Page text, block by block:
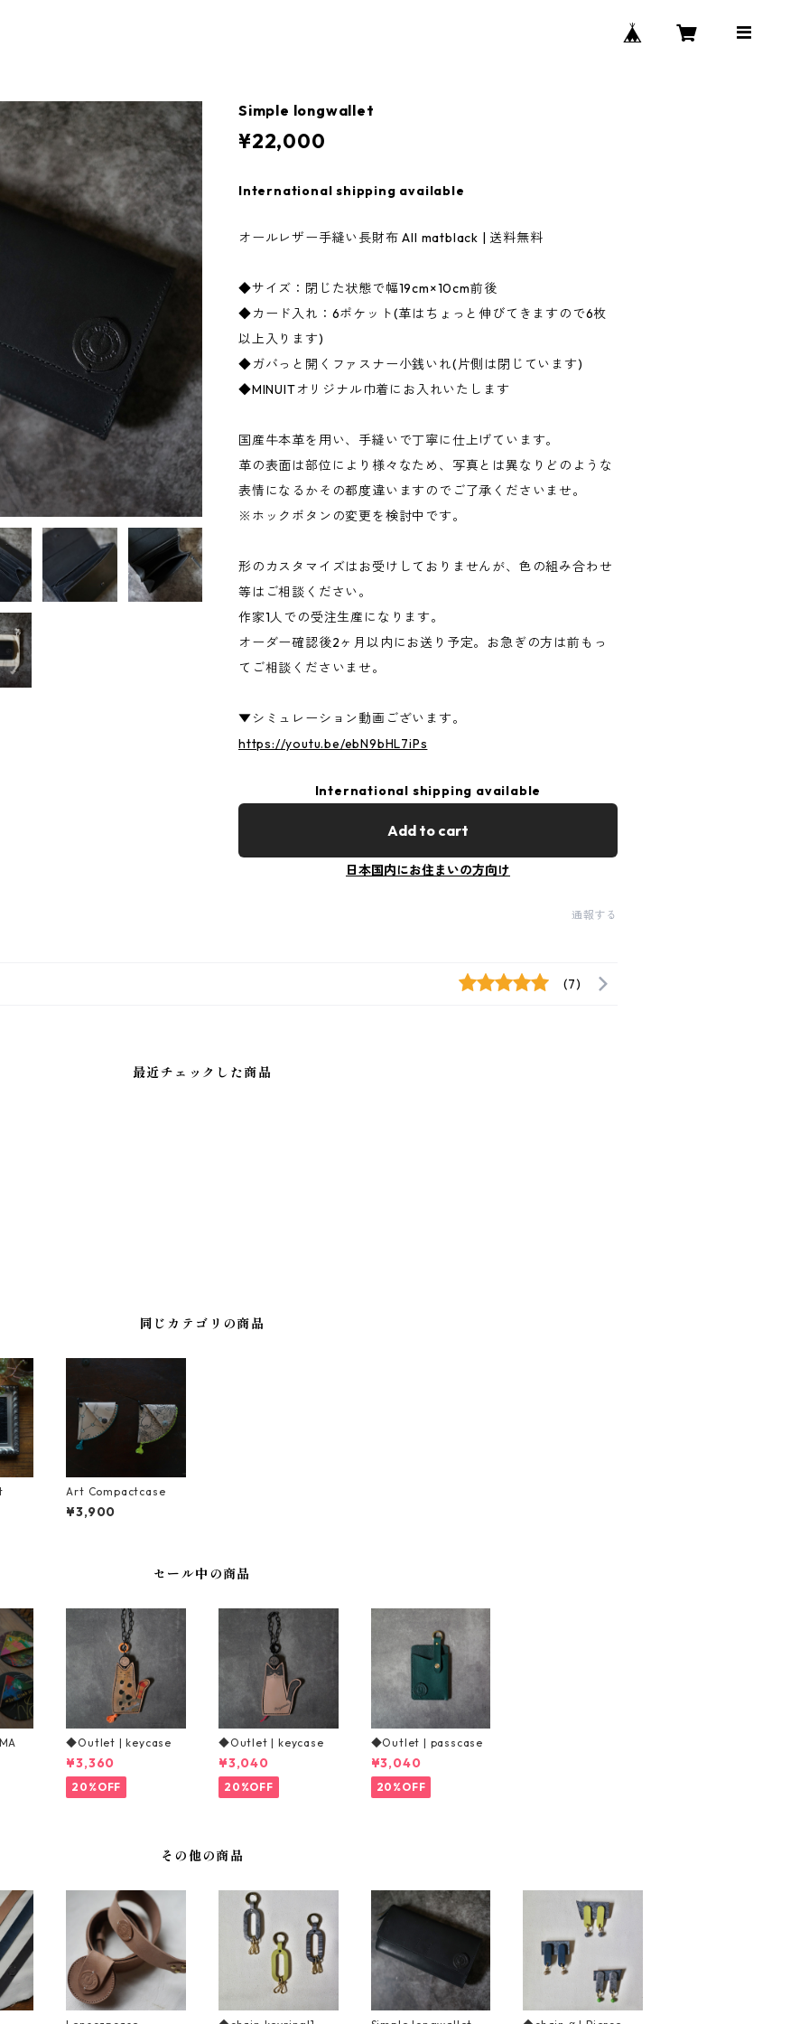
Simple longwallet
¥22,000
International shipping available
オールレザー手縫い長財布 All matblack | 送料無料
◆サイズ：閉じた状態で幅19cm×10cm前後
◆カード入れ：6ポケット(革はちょっと伸びてきますので6枚
以上入ります)
◆ガバっと開くファスナー小銭いれ(片側は閉じています)
◆MINUITオリジナル巾着にお入れいたします
国産牛本革を用い、手縫いで丁寧に仕上げています。
革の表面は部位により様々なため、写真とは異なりどのような
表情になるかその都度違いますのでご了承くださいませ。
※ホックボタンの変更を検討中です。
形のカスタマイズはお受けしておりませんが、色の組み合わせ
等はご相談ください。
作家1人での受注生産になります。
オーダー確認後2ヶ月以内にお送り予定。お急ぎの方は前もっ
てご相談くださいませ。
▼シミュレーション動画ございます。
https://youtu.be/ebN9bHL7iPs
International shipping available
Add to cart
日本国内にお住まいの方向け
通報する
(7)
最近チェックした商品
同じカテゴリの商品
Art Compactcase
¥3,900
セール中の商品
◆Outlet | keycase
¥3,360
20%OFF
◆Outlet | keycase
¥3,040
20%OFF
◆Outlet | passcase
¥3,040
20%OFF
その他の商品